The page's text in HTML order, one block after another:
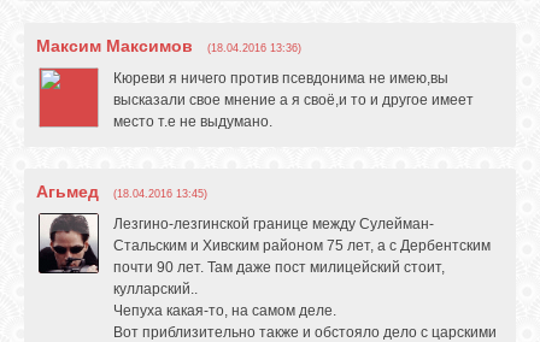
Максим Максимов (18.04.2016 13:36)
Кюреви я ничего против псевдонима не имею,вы
высказали свое мнение а я своё,и то и другое имеет
место т.е не выдумано.
Агьмед (18.04.2016 13:45)
Лезгино-лезгинской границе между Сулейман-
Стальским и Хивским районом 75 лет, а с Дербентским
почти 90 лет. Там даже пост милицейский стоит,
кулларский..
Чепуха какая-то, на самом деле.
Вот приблизительно также и обстояло дело с царскими